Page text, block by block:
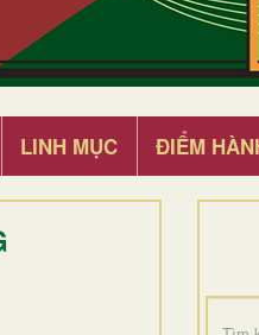
LINH MỤC ĐIỂM